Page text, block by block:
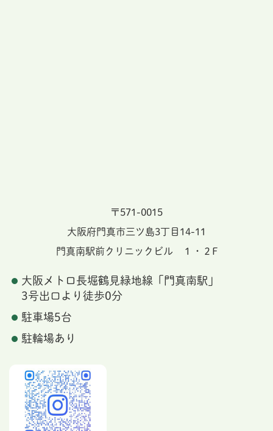
〒571-0015
大阪府門真市三ツ島3丁目14-11
門真南駅前クリニックビル １・２F
大阪メトロ長堀鶴見緑地線「門真南駅」
3号出口より徒歩0分
駐車場5台
駐輪場あり